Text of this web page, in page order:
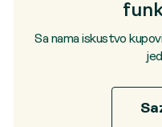
Sa nama iskustvo